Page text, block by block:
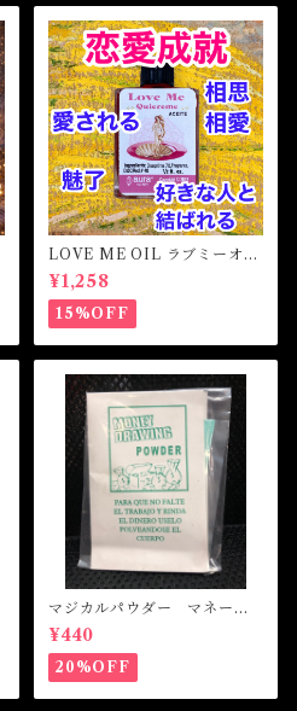
LOVE ME OIL ラブミーオイ
ル -相思相愛・愛される-
¥1,258
15%OFF
マジカルパウダー マネード
ローイング Magical Powde
r MONEY DRAWING
¥440
20%OFF